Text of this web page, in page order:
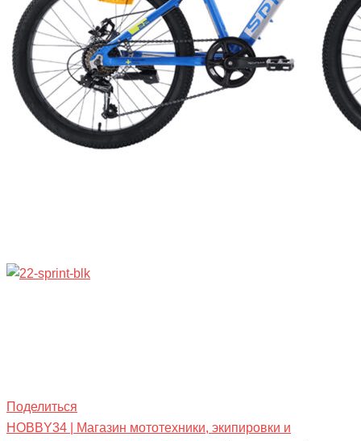
Поделиться
HOBBY34 | Магазин мототехники, экипировки и